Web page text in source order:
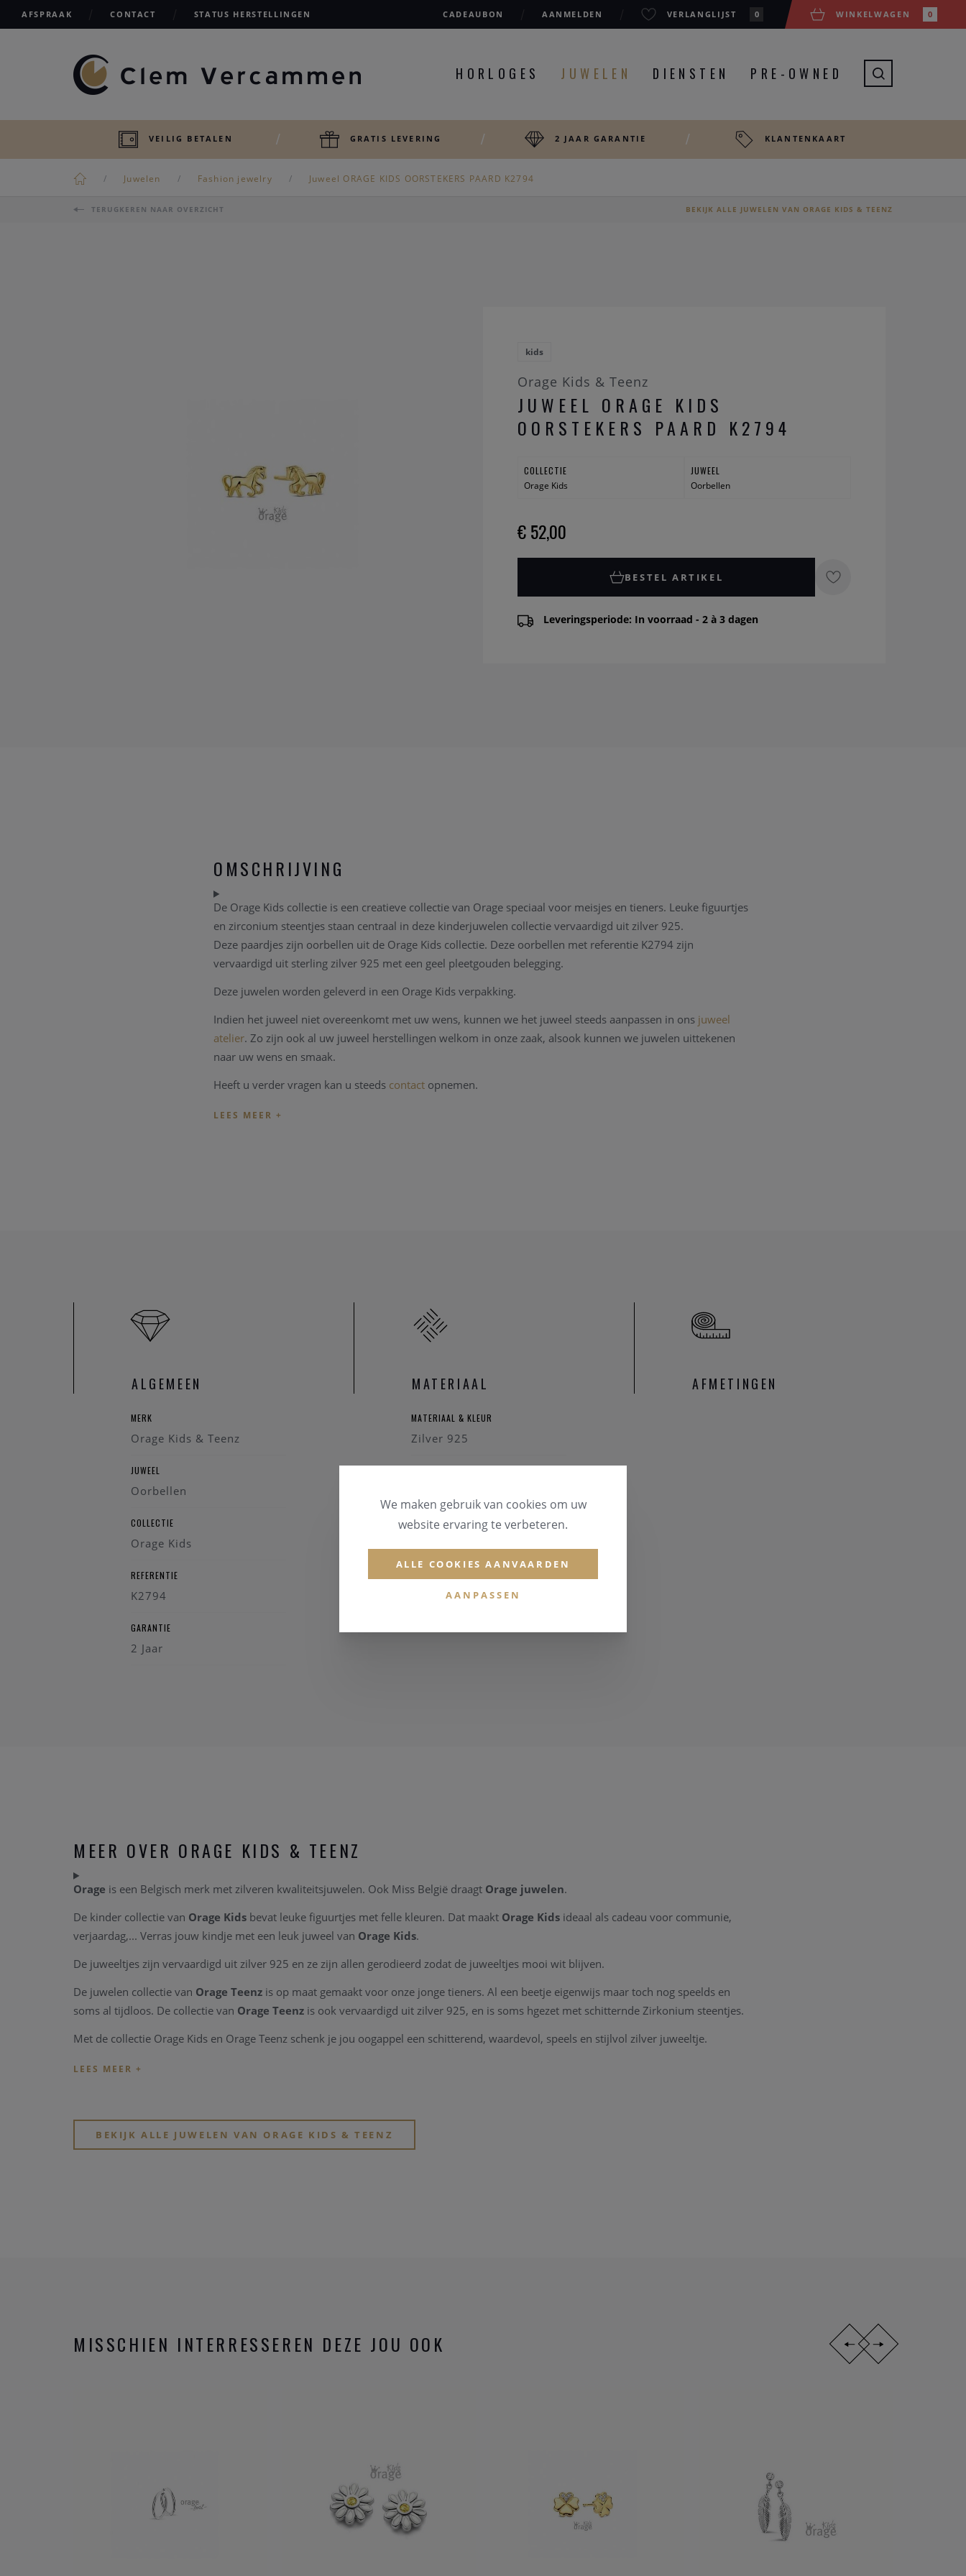
AFSPRAAK CONTACT STATUS HERSTELLINGEN CADEAUBON AANMELDEN VERLANGLIJST 0 WINKELWAGEN 0
HORLOGES JUWELEN DIENSTEN PRE-OWNED
VEILIG BETALEN GRATIS LEVERING 2 JAAR GARANTIE KLANTENKAART
Juwelen Fashion jewelry Juweel ORAGE KIDS OORSTEKERS PAARD K2794
TERUGKEREN NAAR OVERZICHT BEKIJK ALLE JUWELEN VAN ORAGE KIDS & TEENZ
kids
Orage Kids & Teenz
JUWEEL ORAGE KIDS
OORSTEKERS PAARD K2794
COLLECTIE
Orage Kids
JUWEEL
Oorbellen
€ 52,00
BESTEL ARTIKEL
Leveringsperiode: In voorraad - 2 à 3 dagen
OMSCHRIJVING
De Orage Kids collectie is een creatieve collectie van Orage speciaal voor meisjes en tieners. Leuke figuurtjes
en zirconium steentjes staan centraal in deze kinderjuwelen collectie vervaardigd uit zilver 925.
Deze paardjes zijn oorbellen uit de Orage Kids collectie. Deze oorbellen met referentie K2794 zijn
vervaardigd uit sterling zilver 925 met een geel pleetgouden belegging.
Deze juwelen worden geleverd in een Orage Kids verpakking.
Indien het juweel niet overeenkomt met uw wens, kunnen we het juweel steeds aanpassen in ons juweel
atelier. Zo zijn ook al uw juweel herstellingen welkom in onze zaak, alsook kunnen we juwelen uittekenen
naar uw wens en smaak.
Heeft u verder vragen kan u steeds contact opnemen.
ALGEMEEN
MERK
Orage Kids & Teenz
JUWEEL
Oorbellen
COLLECTIE
Orage Kids
REFERENTIE
K2794
GARANTIE
2 Jaar
MATERIAAL
MATERIAAL & KLEUR
Zilver 925
AFMETINGEN
MEER OVER ORAGE KIDS & TEENZ
Orage is een Belgisch merk met zilveren kwaliteitsjuwelen. Ook Miss België draagt Orage juwelen.
De kinder collectie van Orage Kids bevat leuke figuurtjes met felle kleuren. Dat maakt Orage Kids ideaal als cadeau voor communie,
verjaardag,... Verras jouw kindje met een leuk juweel van Orage Kids.
De juweeltjes zijn vervaardigd uit zilver 925 en ze zijn allen gerodieerd zodat de juweeltjes mooi wit blijven.
De juwelen collectie van Orage Teenz is op maat gemaakt voor onze jonge tieners. Al een beetje eigenwijs maar toch nog speelds en
soms al tijdloos. De collectie van Orage Teenz is ook vervaardigd uit zilver 925, en is soms hgezet met schitternde Zirkonium steentjes.
Met de collectie Orage Kids en Orage Teenz schenk je jou oogappel een schitterend, waardevol, speels en stijlvol zilver juweeltje.
BEKIJK ALLE JUWELEN VAN ORAGE KIDS & TEENZ
MISSCHIEN INTERRESSEREN DEZE JOU OOK
We maken gebruik van cookies om uw
website ervaring te verbeteren.
ALLE COOKIES AANVAARDEN
AANPASSEN